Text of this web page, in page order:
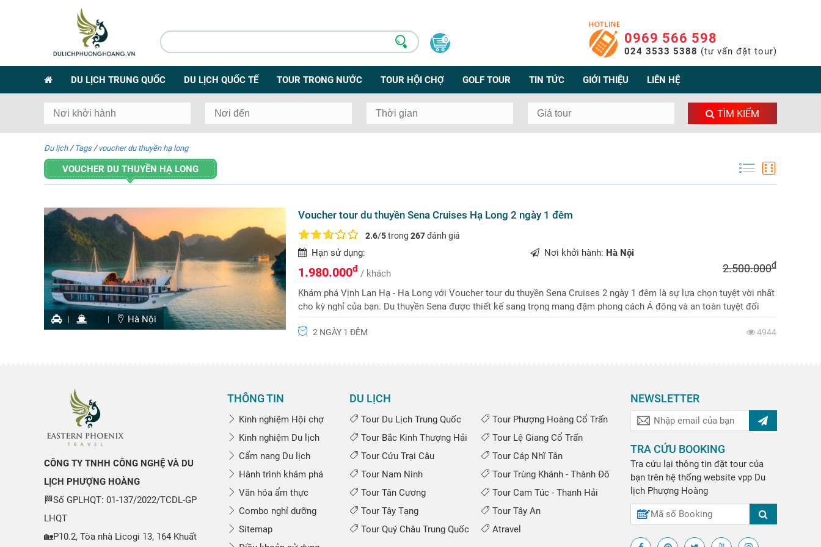
0 0969 566 598
024 3533 5388 (tư vấn đặt tour)
DU LỊCH TRUNG QUỐC DU LỊCH QUỐC TẾ TOUR TRONG NƯỚC TOUR HỘI CHỢ GOLF TOUR TIN TỨC GIỚI THIỆU LIÊN HỆ
TÌM KIẾM
Du lịch / Tags / voucher du thuyền hạ long
VOUCHER DU THUYỀN HẠ LONG
Hà Nội
Voucher tour du thuyền Sena Cruises Hạ Long 2 ngày 1 đêm
2.6/5trong 267đánh giá
Hạn sử dụng: Nơi khởi hành: Hà Nội
1.980.000đ / khách 2.500.000đ
Khám phá Vịnh Lan Hạ - Ha Long với Voucher tour du thuyền Sena Cruises 2 ngày 1 đêm là sự lựa chọn tuyệt vời nhất
cho kỳ nghỉ của bạn. Du thuyền Sena được thiết kế sang trọng mang đậm phong cách Á đông và an toàn tuyệt đối
2 NGÀY 1 ĐÊM 4944
CÔNG TY TNHH CÔNG NGHỆ VÀ DU
LỊCH PHƯỢNG HOÀNG
🏁Số GPLHQT: 01-137/2022/TCDL-GP
LHQT
🏡P10.2, Tòa nhà Licogi 13, 164 Khuất
THÔNG TIN
Kinh nghiệm Hội chợ
Kinh nghiệm Du lịch
Cẩm nang Du lịch
Hành trình khám phá
Văn hóa ẩm thực
Combo nghỉ dưỡng
Sitemap
DU LỊCH
Tour Du Lịch Trung Quốc
Tour Phượng Hoàng Cổ Trấn
Tour Bắc Kinh Thượng Hải
Tour Lệ Giang Cổ Trấn
Tour Cửu Trại Câu
Tour Cáp Nhĩ Tân
Tour Nam Ninh
Tour Trùng Khánh - Thành Đô
Tour Tân Cương
Tour Cam Túc - Thanh Hải
Tour Tây Tạng
Tour Tây An
Tour Quý Châu Trung Quốc
Atravel
NEWSLETTER
TRA CỨU BOOKING
Tra cứu lại thông tin đặt tour của
bạn trên hệ thống website vpp Du
lịch Phượng Hoàng